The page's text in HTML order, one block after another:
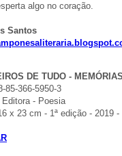
algo no coração.
Santos
DE TUDO -
85-366-5950-3
- Poesia
x 23 cm - 1ª edição - 2019 -